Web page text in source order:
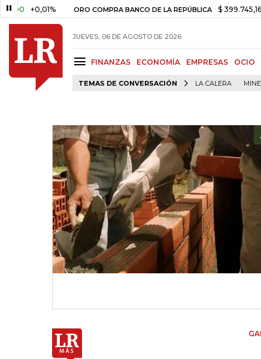
+0,01% ORO COMPRA BANCO DE LA REPÚBLICA $ 399.745,16 +$
JUEVES, 06 DE AGOSTO DE 2026
FINANZAS ECONOMÍA EMPRESAS OCIO
TEMAS DE CONVERSACIÓN LA CALERA